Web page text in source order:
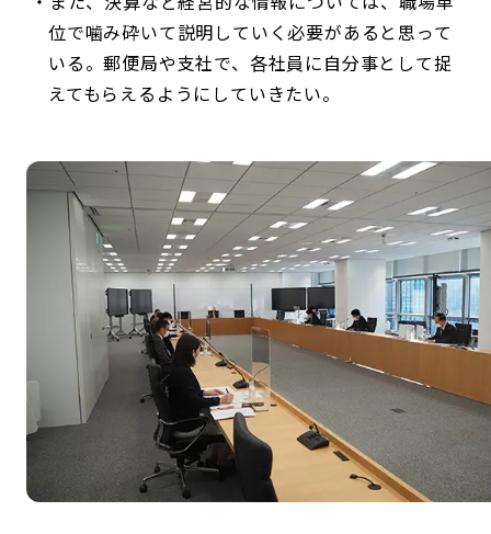
位で噛み砕いて説明していく必要があると思って
いる。郵便局や支社で、各社員に自分事として捉
えてもらえるようにしていきたい。